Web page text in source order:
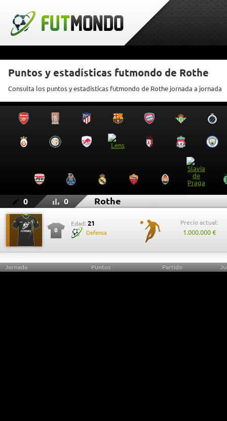
Puntos y estadísticas futmondo de Rothe
Consulta los puntos y estadísticas futmondo de Rothe jornada a jornada
0 0 Rothe
0
Edad: 21
Defensa
Precio actual:
1.000.000 €
Jornada Puntos Partido